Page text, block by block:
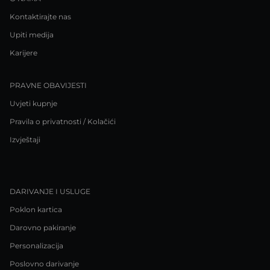
Kontaktirajte nas
Upiti medija
Karijere
PRAVNE OBAVIJESTI
Uvjeti kupnje
Pravila o privatnosti / Kolačići
Izvještaji
DARIVANJE I USLUGE
Poklon kartica
Darovno pakiranje
Personalizacija
Poslovno darivanje